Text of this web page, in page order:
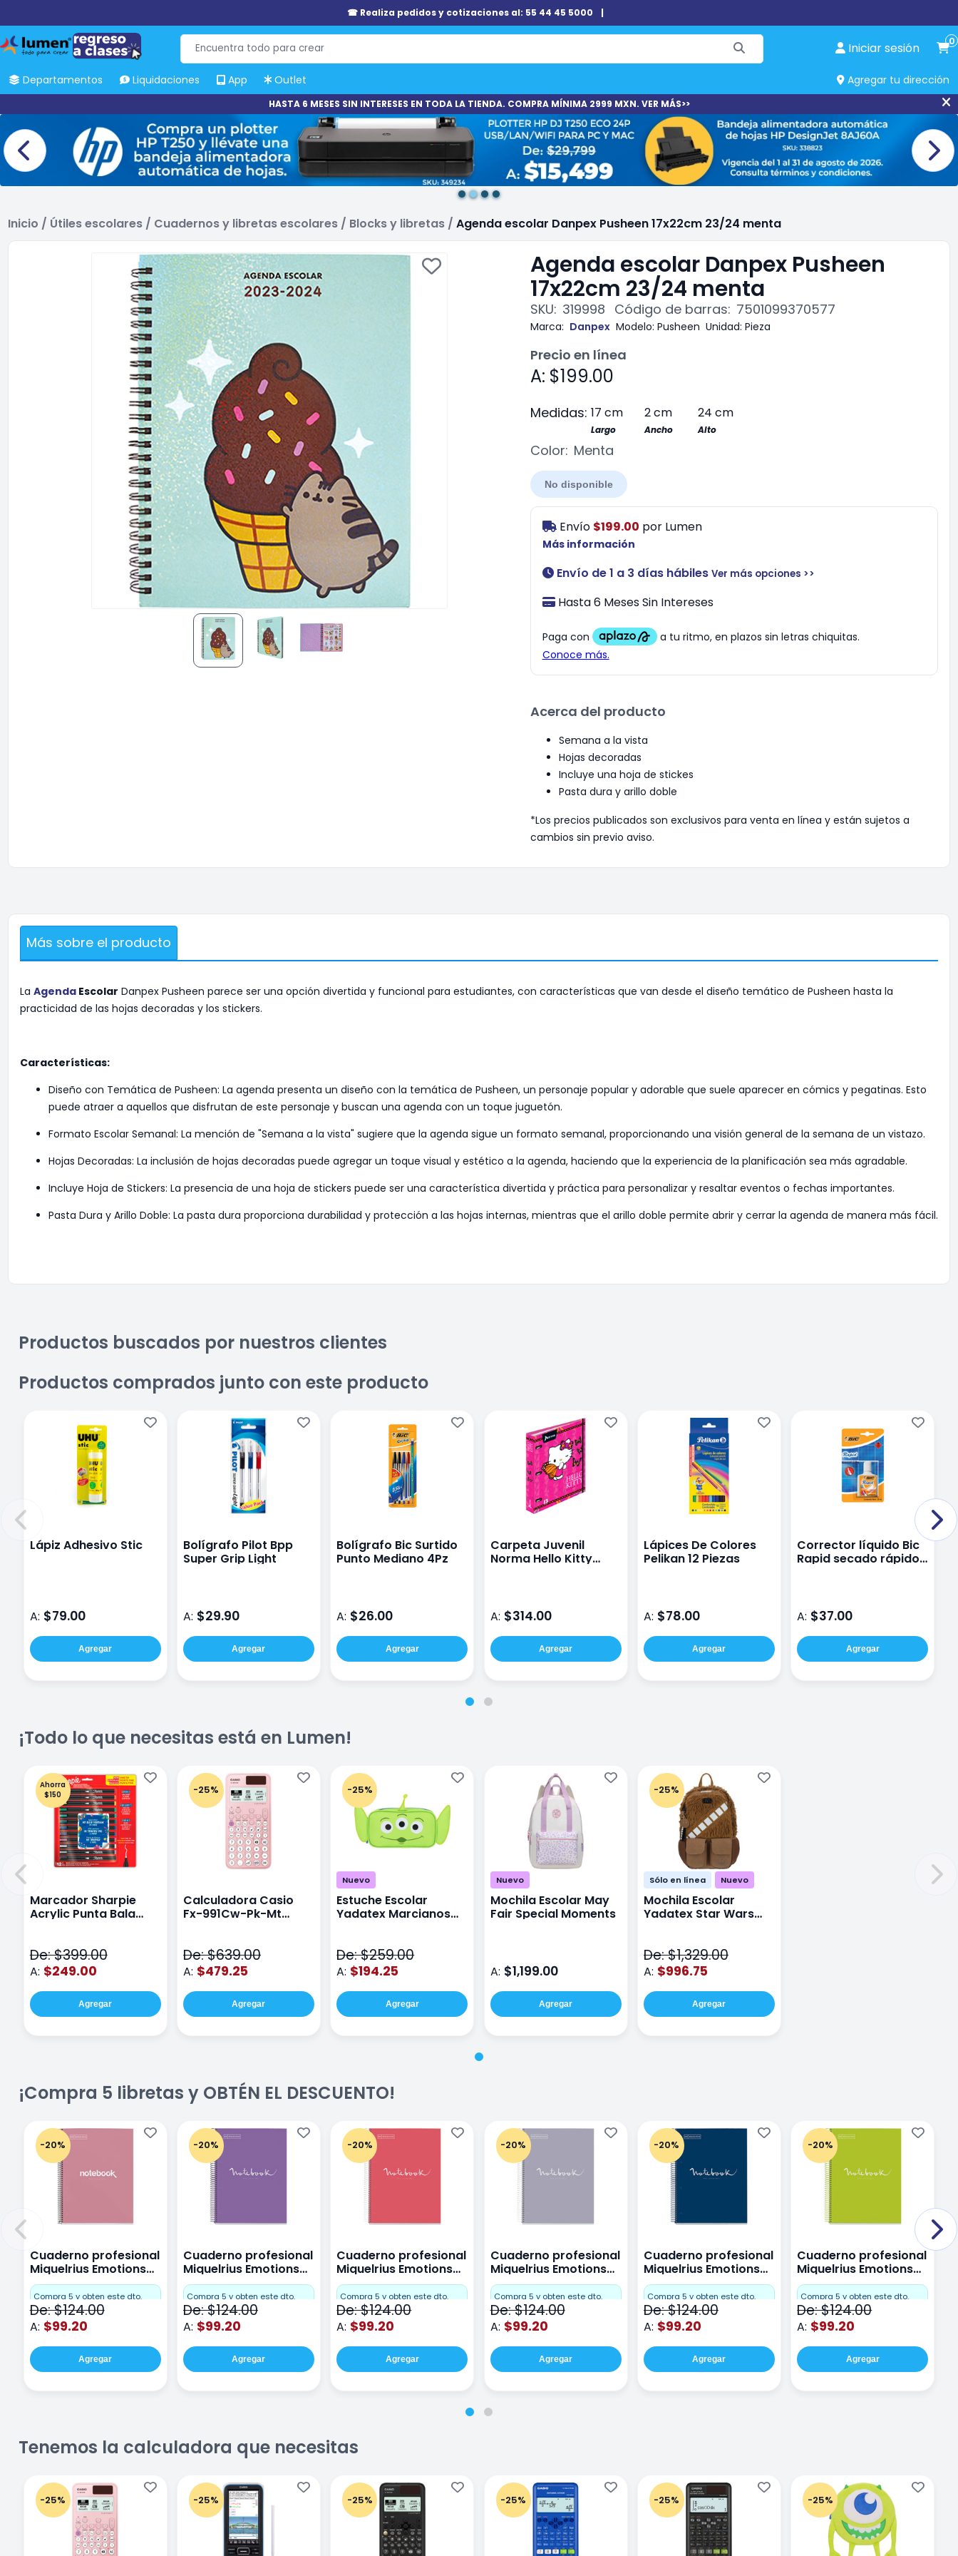
☎ Realiza pedidos y cotizaciones al: 55 44 45 5000 |
Iniciar sesión 0
Departamentos Liquidaciones App Outlet Agregar tu dirección
HASTA 6 MESES SIN INTERESES EN TODA LA TIENDA. COMPRA MÍNIMA 2999 MXN. VER MÁS>>
Inicio / Útiles escolares / Cuadernos y libretas escolares / Blocks y libretas / Agenda escolar Danpex Pusheen 17x22cm 23/24 menta
Agenda escolar Danpex Pusheen
17x22cm 23/24 menta
SKU: 319998 Código de barras: 7501099370577
Marca: Danpex Modelo: Pusheen Unidad: Pieza
Precio en línea
A: $199.00
Medidas: 17 cm 2 cm 24 cm
Largo Ancho Alto
Color: Menta
No disponible
Envío $199.00 por Lumen
Más información
Envío de 1 a 3 días hábiles Ver más opciones >>
Hasta 6 Meses Sin Intereses
Acerca del producto
Semana a la vista
Hojas decoradas
Incluye una hoja de stickes
Pasta dura y arillo doble
*Los precios publicados son exclusivos para venta en línea y están sujetos a
cambios sin previo aviso.
Más sobre el producto
La Agenda Escolar Danpex Pusheen parece ser una opción divertida y funcional para estudiantes, con características que van desde el diseño temático de Pusheen hasta la
practicidad de las hojas decoradas y los stickers.
Características:
Diseño con Temática de Pusheen: La agenda presenta un diseño con la temática de Pusheen, un personaje popular y adorable que suele aparecer en cómics y pegatinas. Esto
puede atraer a aquellos que disfrutan de este personaje y buscan una agenda con un toque juguetón.
Formato Escolar Semanal: La mención de "Semana a la vista" sugiere que la agenda sigue un formato semanal, proporcionando una visión general de la semana de un vistazo.
Hojas Decoradas: La inclusión de hojas decoradas puede agregar un toque visual y estético a la agenda, haciendo que la experiencia de la planificación sea más agradable.
Incluye Hoja de Stickers: La presencia de una hoja de stickers puede ser una característica divertida y práctica para personalizar y resaltar eventos o fechas importantes.
Pasta Dura y Arillo Doble: La pasta dura proporciona durabilidad y protección a las hojas internas, mientras que el arillo doble permite abrir y cerrar la agenda de manera más fácil.
Productos buscados por nuestros clientes
Productos comprados junto con este producto
Lápiz Adhesivo Stic
A: $79.00
Agregar
Bolígrafo Pilot Bpp
Super Grip Light
A: $29.90
Agregar
Bolígrafo Bic Surtido
Punto Mediano 4Pz
A: $26.00
Agregar
Carpeta Juvenil
Norma Hello Kitty
A: $314.00
Agregar
Lápices De Colores
Pelikan 12 Piezas
A: $78.00
Agregar
Corrector líquido Bic
Rapid secado rápido 1
A: $37.00
Agregar
¡Todo lo que necesitas está en Lumen!
Ahorra
$150
Marcador Sharpie
Acrylic Punta Bala
De: $399.00
A: $249.00
Agregar
-25%
Calculadora Casio
Fx-991Cw-Pk-Mt
De: $639.00
A: $479.25
Agregar
-25%
Nuevo
Estuche Escolar
Yadatex Marcianos
De: $259.00
A: $194.25
Agregar
Nuevo
Mochila Escolar May
Fair Special Moments
A: $1,199.00
Agregar
-25%
Sólo en línea Nuevo
Mochila Escolar
Yadatex Star Wars
De: $1,329.00
A: $996.75
Agregar
¡Compra 5 libretas y OBTÉN EL DESCUENTO!
-20%
Cuaderno profesional
Miquelrius Emotions
Cuadro Chico 80
hojas Rosa
Compra 5 y obten este dto.
De: $124.00
A: $99.20
Agregar
-20%
Cuaderno profesional
Miquelrius Emotions
raya 80 hojas Purpura
Compra 5 y obten este dto.
De: $124.00
A: $99.20
Agregar
-20%
Cuaderno profesional
Miquelrius Emotions
raya 80 hojas Coral
Compra 5 y obten este dto.
De: $124.00
A: $99.20
Agregar
-20%
Cuaderno profesional
Miquelrius Emotions
raya 80 hojas Gris
Compra 5 y obten este dto.
De: $124.00
A: $99.20
Agregar
-20%
Cuaderno profesional
Miquelrius Emotions
Dots 80 hojas
Compra 5 y obten este dto.
De: $124.00
A: $99.20
Agregar
-20%
Cuaderno profesional
Miquelrius Emotions
Dots 80 hojas Lima
Compra 5 y obten este dto.
De: $124.00
A: $99.20
Agregar
Tenemos la calculadora que necesitas
-25% -25% -25% -25% -25% -25%